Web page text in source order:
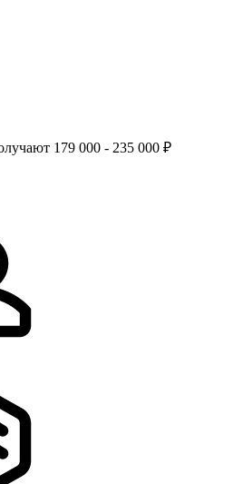
179 000 - 235 000 ₽